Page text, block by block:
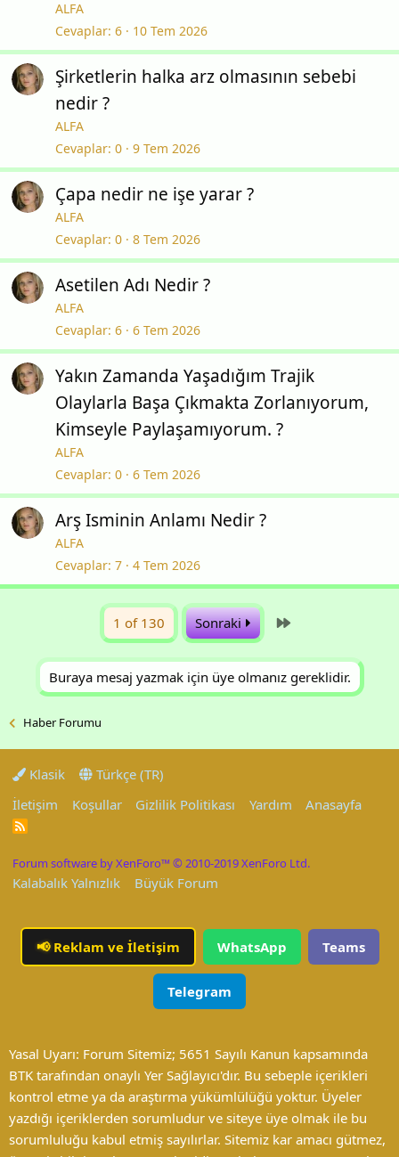
ALFA
Cevaplar 6 10 Tem 2026
Şirketlerin halka arz olmasının sebebi
nedir ?
ALFA
Cevaplar 0 9 Tem 2026
Çapa nedir ne işe yarar ?
ALFA
Cevaplar 0 8 Tem 2026
Asetilen Adı Nedir ?
ALFA
Cevaplar 6 6 Tem 2026
Yakın Zamanda Yaşadığım Trajik
Olaylarla Başa Çıkmakta Zorlanıyorum,
Kimseyle Paylaşamıyorum. ?
ALFA
Cevaplar 0 6 Tem 2026
Arş Isminin Anlamı Nedir ?
ALFA
Cevaplar 7 4 Tem 2026
1 of 130 Sonraki Last
Buraya mesaj yazmak için üye olmanız gereklidir.
Haber Forumu
Klasik
Türkçe (TR)
İletişim
Koşullar Gizlilik Politikası Yardım Anasayfa
R
Forum software by XenForo™ © 2010-2019 XenForo Ltd.
Kalabalık Yalnızlık Büyük Forum
📢Reklam ve İletişim WhatsApp Teams
Telegram
Yasal Uyarı: Forum Sitemiz; 5651 Sayılı Kanun kapsamında
BTK tarafından onaylı Yer Sağlayıcı'dır. Bu sebeple içerikleri
kontrol etme ya da araştırma yükümlülüğü yoktur. Üyeler
yazdığı içeriklerden sorumludur ve siteye üye olmak ile bu
sorumluluğu kabul etmiş sayılırlar. Sitemiz kar amacı gütmez,